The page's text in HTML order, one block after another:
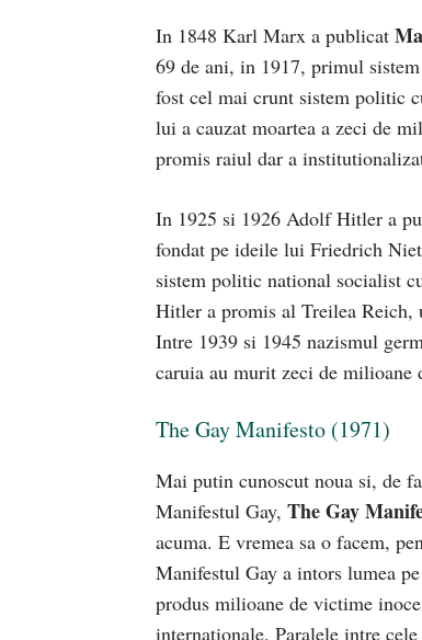
In 1848 Karl Marx a publicat
69 de ani, in 1917, primul
fost cel mai crunt sistem politic
lui a cauzat moartea a zeci de
promis raiul dar a
In 1925 si 1926 Adolf Hitler a
fondat pe ideile lui Friedrich
sistem politic national socialist
Hitler a promis al Treilea
Intre 1939 si 1945 nazismul
caruia au murit zeci de milioane
The Gay Manifesto (1971)
Mai putin cunoscut noua si, de
Manifestul Gay, The Gay
acuma. E vremea sa o facem,
Manifestul Gay a intors lumea
produs milioane de victime
internationale. Paralele intre